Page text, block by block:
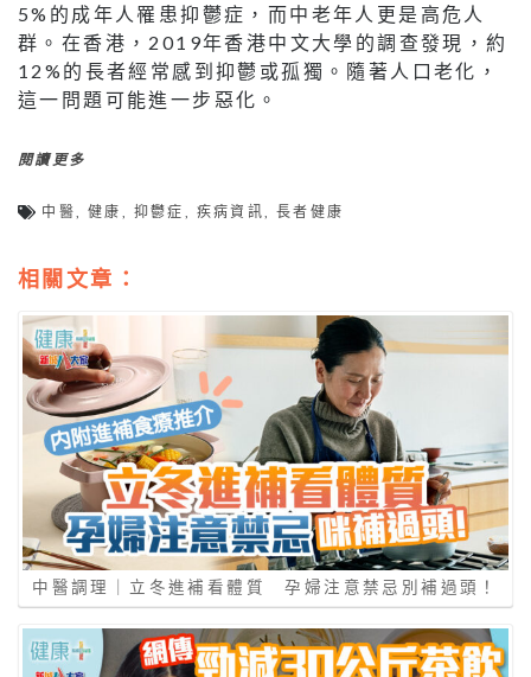
5%的成年人罹患抑鬱症，而中老年人更是高危人
群。在香港，2019年香港中文大學的調查發現，約
12%的長者經常感到抑鬱或孤獨。隨著人口老化，
這一問題可能進一步惡化。
閱讀更多
中醫 ,健康 抑鬱症 疾病資訊 ,長者健康
相關文章：
中醫調理｜立冬進補看體質 孕婦注意禁忌別補過頭！